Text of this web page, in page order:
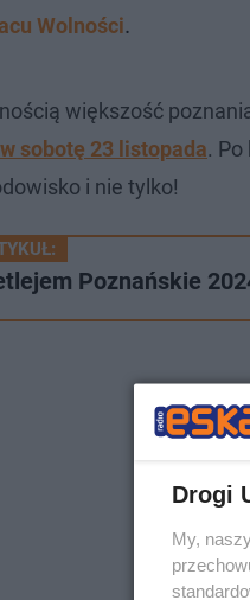
Wolności.
większość
sobotę 23 listopada.
i nie tylko!
Poznańskie
Drogi
My,